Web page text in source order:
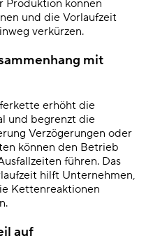
Produktion können
und die Vorlaufzeit
verkürzen.
mit
erhöht die
und begrenzt die
Verzögerungen oder
können den Betrieb
führen. Das
hilft Unternehmen,
Kettenreaktionen
auf